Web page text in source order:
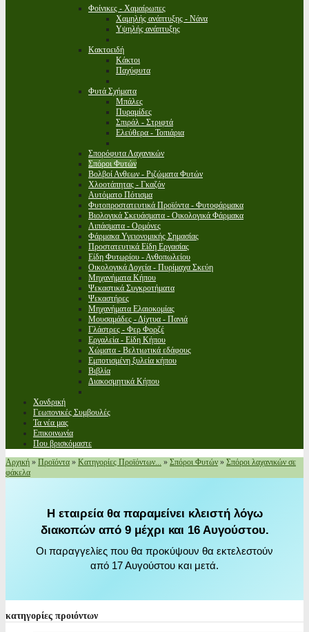
Φοίνικες - Χαμαίρωπες
Χαμηλής ανάπτυξης - Νάνα
Υψηλής ανάπτυξης
Κακτοειδή
Κάκτοι
Παχύφυτα
Φυτά Σχήματα
Μπάλες
Πυραμίδες
Σπιράλ - Στριφτά
Ελεύθερα - Τοπιάρια
Σπορόφυτα Λαχανικών
Σπόροι Φυτών
Βολβοί Ανθεων - Ριζώματα Φυτών
Χλοοτάπητας - Γκαζόν
Αυτόματο Πότισμα
Φυτοπροστατευτικά Προϊόντα - Φυτοφάρμακα
Βιολογικά Σκευάσματα - Οικολογικά Φάρμακα
Λιπάσματα - Ορμόνες
Φάρμακα Υγειονομικής Σημασίας
Προστατευτικά Είδη Εργασίας
Είδη Φυτωρίου - Ανθοπωλείου
Οικολογικά Δοχεία - Πυρίμαχα Σκεύη
Μηχανήματα Κήπου
Ψεκαστικά Συγκροτήματα
Ψεκαστήρες
Μηχανήματα Ελαιοκομίας
Μουσαμάδες - Δίχτυα - Πανιά
Γλάστρες - Φερ Φορζέ
Εργαλεία - Είδη Κήπου
Χώματα - Βελτιωτικά εδάφους
Εμποτισμένη ξυλεία κήπου
Βιβλία
Διακοσμητικά Κήπου
Χονδρική
Γεωπονικές Συμβουλές
Τα νέα μας
Επικοινωνία
Που βρισκόμαστε
Αρχική » Προϊόντα » Κατηγορίες Προϊόντων... » Σπόροι Φυτών » Σπόροι λαχανικών σε
φάκελα
Η εταιρεία θα παραμείνει κλειστή λόγω
διακοπών από 9 μέχρι και 16 Αυγούστου.
Οι παραγγελίες που θα προκύψουν θα εκτελεστούν
από 17 Αυγούστου και μετά.
κατηγορίες προιόντων